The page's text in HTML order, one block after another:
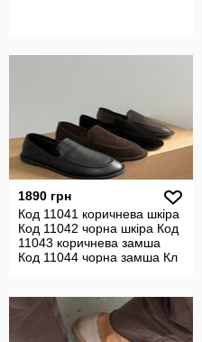
1890 грн
Код 11041 коричнева шкіра
Код 11042 чорна шкіра Код
11043 коричнева замша
Код 11044 чорна замша Кл